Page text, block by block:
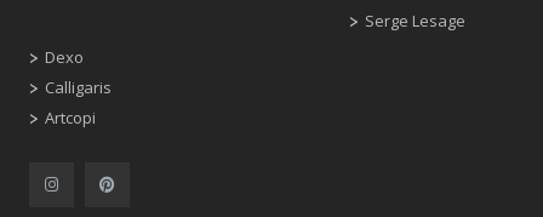
Dexo
Calligaris
Artcopi
Serge Lesage